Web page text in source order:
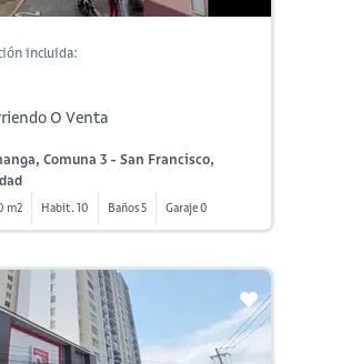
incluida:
O Venta
Comuna 3 - San Francisco,
m2 Habit. 10 Baños 5 Garaje 0